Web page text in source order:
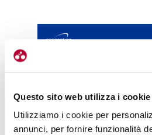
Questo sito web utilizza i cookie
Utilizziamo i cookie per
annunci, per fornire funzionalità